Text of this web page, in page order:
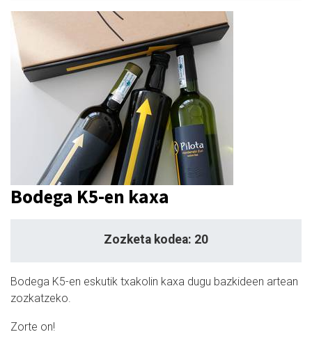
Bodega K5-en kaxa
Zozketa kodea: 20
Bodega K5-en eskutik txakolin kaxa dugu bazkideen artean
zozkatzeko.
Zorte on!